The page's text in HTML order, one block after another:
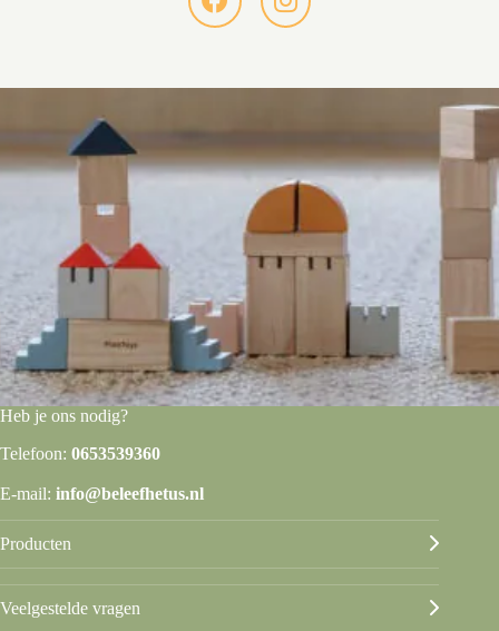
Heb je ons nodig?
Telefoon: 0653539360
E-mail: info@beleefhetus.nl
Producten
Veelgestelde vragen